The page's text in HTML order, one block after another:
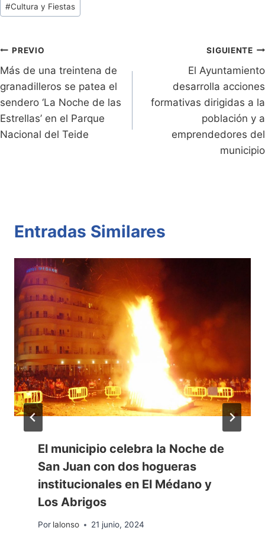
ri
dl
y
y
k p
de
#Cultura y Fiestas
Navegación
de
entradas
PREVIO
Más de una treintena de
granadilleros se patea el
sendero ‘La Noche de las
Estrellas’ en el Parque
Nacional del Teide
SIGUIENTE
El Ayuntamiento
desarrolla acciones
formativas dirigidas a la
población y a
emprendedores del
municipio
Entradas Similares
El municipio celebra la Noche de
San Juan con dos hogueras
institucionales en El Médano y
Los Abrigos
Por lalonso 21 junio, 2024